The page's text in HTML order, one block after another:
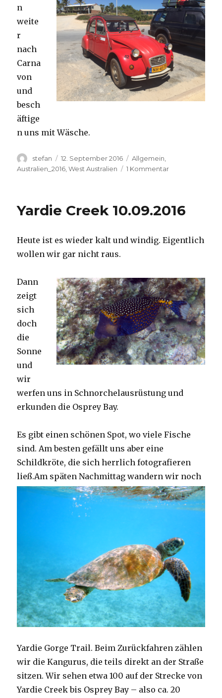
n
weite
r
nach
Carna
von
und
besch
äftige
n uns mit Wäsche.
Autor
stefan
Veröffentlicht
am
12. September 2016 Kategorien
Allgemein
Australien_2016 ,West Australien 1 Kommentarzu
Yardie Creek 10.09.2016
Heute ist es wieder kalt und windig. Eigentlich
wollen wir gar nicht raus.
Dann
zeigt
sich
doch
die
Sonne
und
wir
werfen uns in Schnorchelausrüstung und
erkunden die Osprey Bay.
Es gibt einen schönen Spot, wo viele Fische
sind. Am besten gefällt uns aber eine
Schildkröte, die sich herrlich fotografieren
ließ.Am späten Nachmittag wandern wir noch
Yardie Gorge Trail. Beim Zurückfahren zählen
wir die Kangurus, die teils direkt an der Straße
sitzen. Wir sehen etwa 100 auf der Strecke von
Yardie Creek bis Osprey Bay – also ca. 20